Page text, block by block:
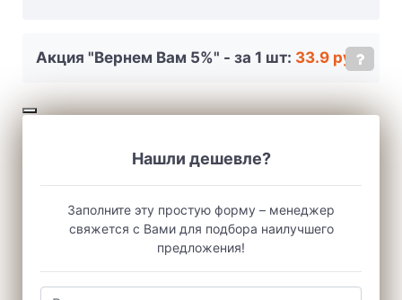
Акция "Вернем Вам 5%" - за 1 шт: 33.9 руб.
Нашли дешевле?
Заполните эту простую форму – менеджер
свяжется с Вами для подбора наилучшего
предложения!